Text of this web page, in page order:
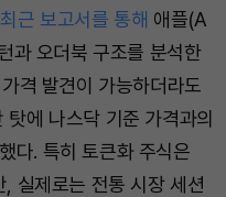
근 보고서를 통해 애플(A
과 오더북 구조를 분석한
격 발견이 가능하더라도
에 나스닥 기준 가격과의
다. 특히 토큰화 주식은
, 실제로는 전통 시장 세션